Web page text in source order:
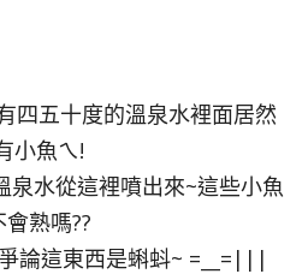
四五十度的溫泉水裡面居然
小魚ㄟ!
泉水從這裡噴出來~這些小魚
會熟嗎??
論這東西是蝌蚪~ =__=|||